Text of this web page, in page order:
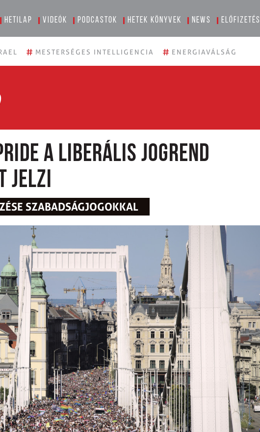
Hetilap Videók Podcastok Hetek könyvek News Előfizetés
# MESTERSÉGES INTELLIGENCIA # ENERGIAVÁLSÁG
a liberális jogrend
jelzi
SZABADSÁGJOGOKKAL